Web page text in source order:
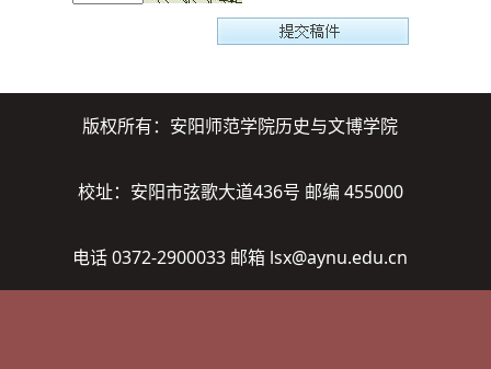
版权所有：安阳师范学院历史与文博学院
校址：安阳市弦歌大道436号 邮编 455000
电话 0372-2900033 邮箱 lsx@aynu.edu.cn